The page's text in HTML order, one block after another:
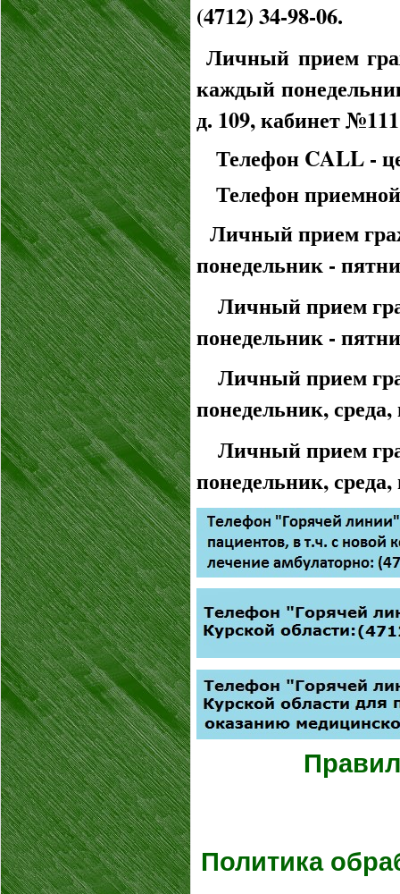
(4712) 34-98-06.
Личный прием
каждый
д. 109, кабинет
Телефон CALL -
Телефон
Личный прием
понедельник -
Личный прием
понедельник -
Личный прием
понедельник,
Личный прием
понедельник,
Политика